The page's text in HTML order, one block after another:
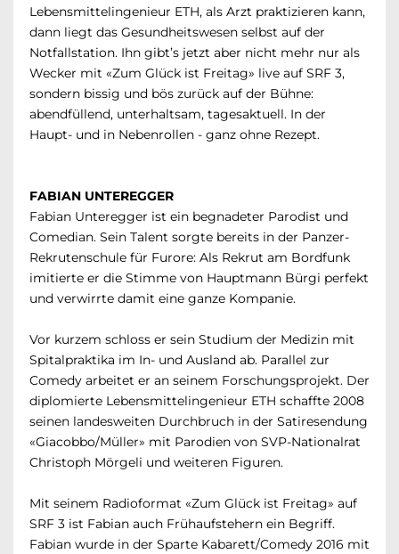
Lebensmittelingenieur ETH, als Arzt praktizieren kann,
dann liegt das Gesundheitswesen selbst auf der
Notfallstation. Ihn gibt’s jetzt aber nicht mehr nur als
Wecker mit «Zum Glück ist Freitag» live auf SRF 3,
sondern bissig und bös zurück auf der Bühne:
abendfüllend, unterhaltsam, tagesaktuell. In der
Haupt- und in Nebenrollen - ganz ohne Rezept.
FABIAN UNTEREGGER
Fabian Unteregger ist ein begnadeter Parodist und
Comedian. Sein Talent sorgte bereits in der Panzer-
Rekrutenschule für Furore: Als Rekrut am Bordfunk
imitierte er die Stimme von Hauptmann Bürgi perfekt
und verwirrte damit eine ganze Kompanie.
Vor kurzem schloss er sein Studium der Medizin mit
Spitalpraktika im In- und Ausland ab. Parallel zur
Comedy arbeitet er an seinem Forschungsprojekt. Der
diplomierte Lebensmittelingenieur ETH schaffte 2008
seinen landesweiten Durchbruch in der Satiresendung
«Giacobbo/Müller» mit Parodien von SVP-Nationalrat
Christoph Mörgeli und weiteren Figuren.
Mit seinem Radioformat «Zum Glück ist Freitag» auf
SRF 3 ist Fabian auch Frühaufstehern ein Begriff.
Fabian wurde in der Sparte Kabarett/Comedy 2016 mit